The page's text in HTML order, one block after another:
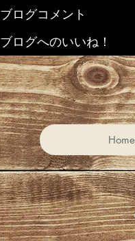
ブログコメント
ブログへのいいね！
Home